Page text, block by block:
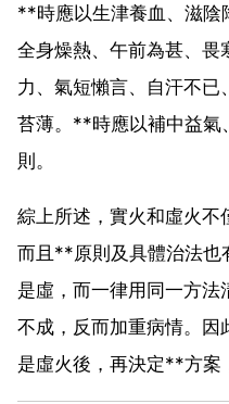
**時應以生津養血、滋陰
全身燥熱、午前為甚、畏
力、氣短懶言、自汗不已
苔薄。**時應以補中益氣
則。
綜上所述，實火和虛火不
而且**原則及具體治法也
是虛，而一律用同一方法
不成，反而加重病情。因
是虛火後，再決定**方案